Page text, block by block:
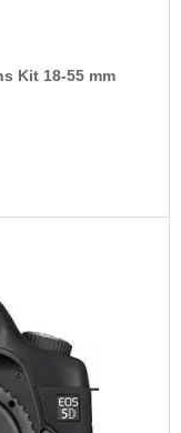
Kit 18-55 mm